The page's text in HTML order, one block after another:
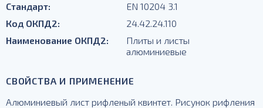
Стандарт:
EN 10204 3.1
Код ОКПД2:
24.42.24.110
Наименование ОКПД2:
Плиты и листы
алюминиевые
СВОЙСТВА И ПРИМЕНЕНИЕ
Алюминиевый лист рифленый квинтет. Рисунок рифления